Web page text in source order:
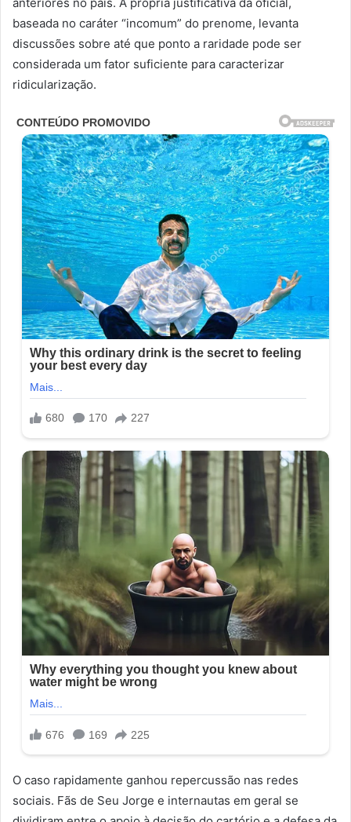
anteriores no país. A própria justificativa da oficial,
baseada no caráter “incomum” do prenome, levanta
discussões sobre até que ponto a raridade pode ser
considerada um fator suficiente para caracterizar
ridicularização.
O caso rapidamente ganhou repercussão nas redes
sociais. Fãs de Seu Jorge e internautas em geral se